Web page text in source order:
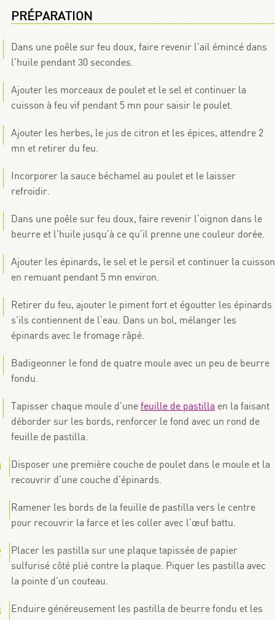
PRÉPARATION
Dans une poêle sur feu doux, faire revenir l’ail émincé dans
l’huile pendant 30 secondes.
Ajouter les morceaux de poulet et le sel et continuer la
cuisson à feu vif pendant 5 mn pour saisir le poulet.
Ajouter les herbes, le jus de citron et les épices, attendre 2
mn et retirer du feu.
Incorporer la sauce béchamel au poulet et le laisser
refroidir.
Dans une poêle sur feu doux, faire revenir l’oignon dans le
beurre et l’huile jusqu’à ce qu’il prenne une couleur dorée.
Ajouter les épinards, le sel et le persil et continuer la cuisson
en remuant pendant 5 mn environ.
Retirer du feu, ajouter le piment fort et égoutter les épinards
s’ils contiennent de l’eau. Dans un bol, mélanger les
épinards avec le fromage râpé.
Badigeonner le fond de quatre moule avec un peu de beurre
fondu.
Tapisser chaque moule d’une feuille de pastilla en la faisant
déborder sur les bords, renforcer le fond avec un rond de
feuille de pastilla.
Disposer une première couche de poulet dans le moule et la
recouvrir d’une couche d’épinards.
Ramener les bords de la feuille de pastilla vers le centre
pour recouvrir la farce et les coller avec l’œuf battu.
Placer les pastilla sur une plaque tapissée de papier
sulfurisé côté plié contre la plaque. Piquer les pastilla avec
la pointe d’un couteau.
Enduire généreusement les pastilla de beurre fondu et les